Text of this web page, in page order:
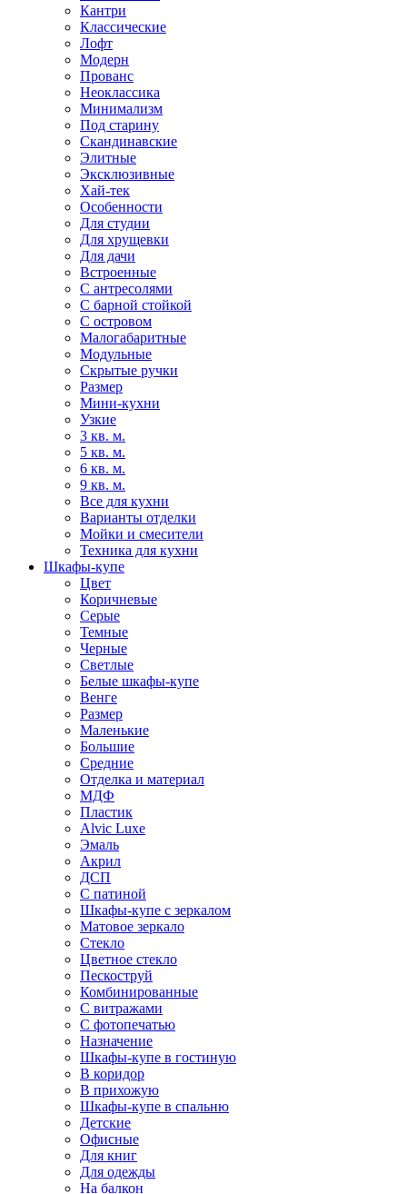
Кантри
Классические
Лофт
Модерн
Прованс
Неоклассика
Минимализм
Под старину
Скандинавские
Элитные
Эксклюзивные
Хай-тек
Особенности
Для студии
Для хрущевки
Для дачи
Встроенные
С антресолями
С барной стойкой
С островом
Малогабаритные
Модульные
Скрытые ручки
Размер
Мини-кухни
Узкие
3 кв. м.
5 кв. м.
6 кв. м.
9 кв. м.
Все для кухни
Варианты отделки
Мойки и смесители
Техника для кухни
Шкафы-купе
Цвет
Коричневые
Серые
Темные
Черные
Светлые
Белые шкафы-купе
Венге
Размер
Маленькие
Большие
Средние
Отделка и материал
МДФ
Пластик
Alvic Luxe
Эмаль
Акрил
ДСП
С патиной
Шкафы-купе с зеркалом
Матовое зеркало
Стекло
Цветное стекло
Пескоструй
Комбинированные
С витражами
С фотопечатью
Назначение
Шкафы-купе в гостиную
В коридор
В прихожую
Шкафы-купе в спальню
Детские
Офисные
Для книг
Для одежды
На балкон